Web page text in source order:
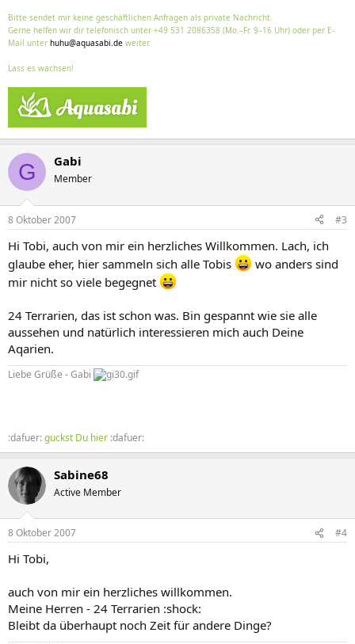
Bitte sendet mir keine geschäftlichen Anfragen als private Nachricht.
Gerne helfen wir dir telefonisch unter +49 531 2086358 (Mo.–Fr. 9–16 Uhr) oder per E-
Mail unter huhu@aquasabi.de weiter.
Lass es wachsen!
G Gabi
Member
8 Oktober 2007 #3
Hi Tobi, auch von mir ein herzliches Willkommen. Lach, ich
glaube eher, hier sammeln sich alle Tobis
wo anders sind
mir nicht so viele begegnet
24 Terrarien, das ist schon was. Bin gespannt wie sie alle
aussehen und natürlich interessieren mich auch Deine
Aqarien.
Liebe Grüße - Gabi
:dafuer:guckst Du hier :dafuer:
Sabine68
Active Member
8 Oktober 2007 #4
Hi Tobi,
auch von mir ein herzliches willkommen.
Meine Herren - 24 Terrarien :shock:
Bleibt da überhaupt noch Zeit für andere Dinge?